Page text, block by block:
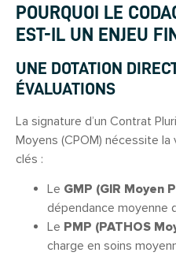
POURQUOI LE
EST-IL UN ENJEU
UNE DOTATION
ÉVALUATIONS
La signature d’un Contrat
Moyens (CPOM) nécessite
clés :
Le GMP (GIR Moyen
dépendance moyenne
Le PMP (PATHOS
charge en soins